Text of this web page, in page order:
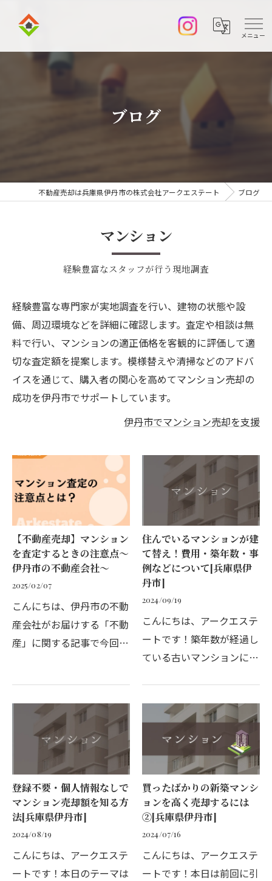
ブログ
不動産売却は兵庫県伊丹市の株式会社アークエステート ブログ
マンション
経験豊富なスタッフが行う現地調査
経験豊富な専門家が実地調査を行い、建物の状態や設
備、周辺環境などを詳細に確認します。査定や相談は無
料で行い、マンションの適正価格を客観的に評価して適
切な査定額を提案します。模様替えや清掃などのアドバ
イスを通じて、購入者の関心を高めてマンション売却の
成功を伊丹市でサポートしています。
伊丹市でマンション売却を支援
【不動産売却】マンション
を査定するときの注意点～
伊丹市の不動産会社～
2025/02/07
こんにちは、伊丹市の不動
産会社がお届けする「不動
産」に関する記事で今回は
のファーストステップで
す。こちらでは、マンシ…
住んでいるマンションが建
て替え！費用・築年数・事
例などについて[兵庫県伊
丹市]
2024/09/19
こんにちは、アークエステ
ートです！築年数が経過し
ている古いマンションに住
なることも多いでしょう。
そこでこの記事では、マン
ション建て替えを検討…
登録不要・個人情報なしで
マンション売却額を知る方
法[兵庫県伊丹市]
2024/08/19
こんにちは、アークエステ
ートです！本日のテーマは
買ったばかりの新築マンシ
ョンを高く売却するには
②[兵庫県伊丹市]
2024/07/16
こんにちは、アークエステ
ートです！本日は前回に引